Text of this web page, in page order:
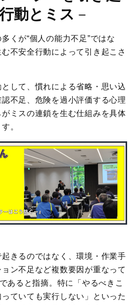
動とミス －
くが“個人の能力不足”ではな
不安全行動によって引き起こさ
して、慣れによる省略・思い込
不足、危険を過小評価する心理
ミスの連鎖を生む仕組みを具体
。
きるのではなく、環境・作業手
ン不足など複数要因が重なって
あると指摘。特に「やるべきこ
ていても実行しない」といった